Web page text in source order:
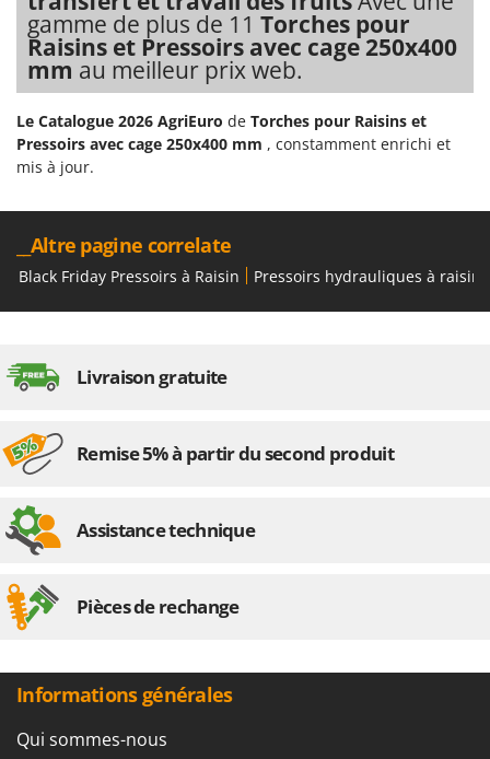
Resto Italia
Ribimex
Ripartrak
Ritter
River Systems
Robomow
Rossofuoco
Rover Pompe
Royal Food
Ryobi
S
S.T.P.
Sbaraglia
Schnitzer
Shark
Simatech
Smartwood
Smeg
gamme de plus de 11 Torches pour
Raisins et Pressoirs avec cage 250x400
mm au meilleur prix web.
Le Catalogue 2026 AgriEuro de Torches pour Raisins et
Pressoirs avec cage 250x400 mm , constamment enrichi et
mis à jour.
__Altre pagine correlate
Black Friday Pressoirs à Raisin Pressoirs hydrauliques à raisin
Livraison gratuite
Remise 5% à partir du second produit
Assistance technique
Pièces de rechange
Informations générales
Qui sommes-nous